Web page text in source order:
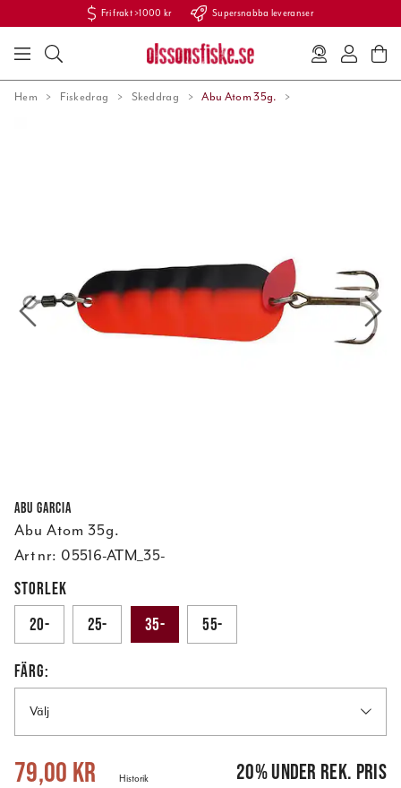
Fri frakt >1000 kr Supersnabba leveranser
Hem Fiskedrag Skeddrag Abu Atom 35g.
Abu Garcia
Abu Atom 35g.
Art nr: 05516-ATM_35-
STORLEK
20-
25- 35- 55-
FÄRG:
Välj
Nuvarande pris: 99,00 kr
79,00 kr Historik 20%under rek. pris